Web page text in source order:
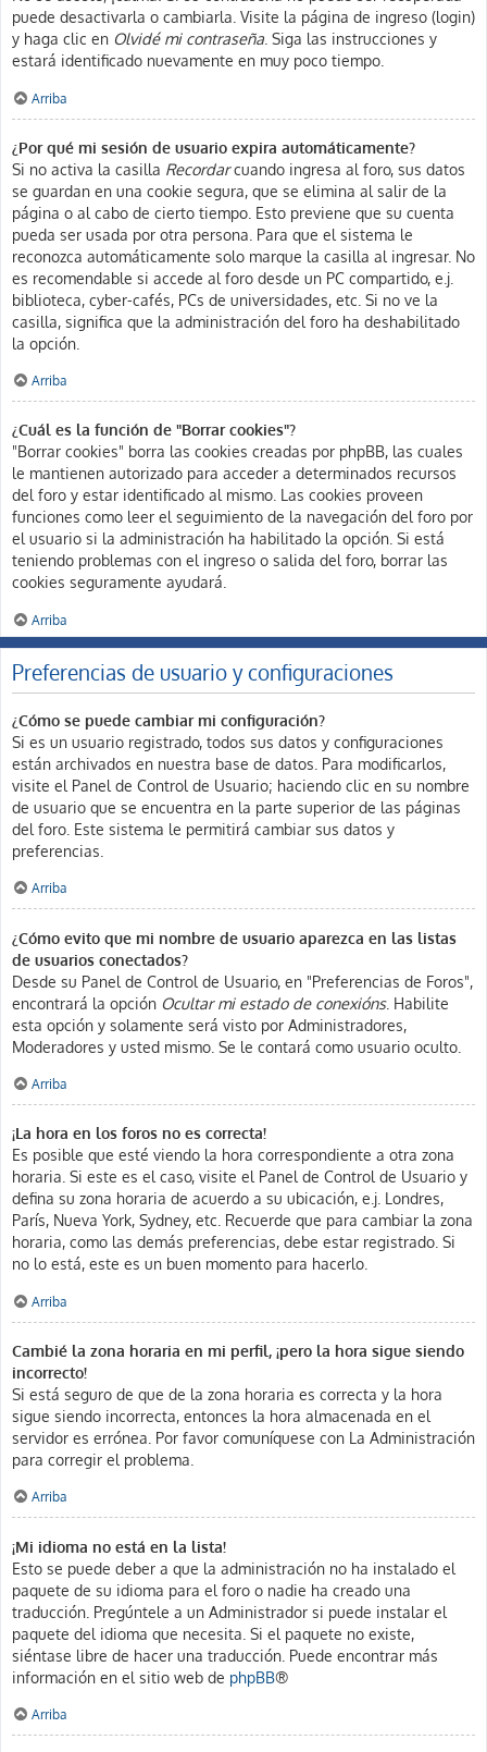
puede desactivarla o cambiarla. Visite la página de ingreso (login)
y haga clic en Olvidé mi contraseña . Siga las instrucciones y
estará identificado nuevamente en muy poco tiempo.
Arriba
¿Por qué mi sesión de usuario expira automáticamente?
Si no activa la casilla Recordarcuando ingresa al foro, sus datos
se guardan en una cookie segura, que se elimina al salir de la
página o al cabo de cierto tiempo. Esto previene que su cuenta
pueda ser usada por otra persona. Para que el sistema le
reconozca automáticamente solo marque la casilla al ingresar. No
es recomendable si accede al foro desde un PC compartido, e.j.
biblioteca, cyber-cafés, PCs de universidades, etc. Si no ve la
casilla, significa que la administración del foro ha deshabilitado
la opción.
Arriba
¿Cuál es la función de "Borrar cookies"?
"Borrar cookies" borra las cookies creadas por phpBB, las cuales
le mantienen autorizado para acceder a determinados recursos
del foro y estar identificado al mismo. Las cookies proveen
funciones como leer el seguimiento de la navegación del foro por
el usuario si la administración ha habilitado la opción. Si está
teniendo problemas con el ingreso o salida del foro, borrar las
cookies seguramente ayudará.
Arriba
Preferencias de usuario y configuraciones
¿Cómo se puede cambiar mi configuración?
Si es un usuario registrado, todos sus datos y configuraciones
están archivados en nuestra base de datos. Para modificarlos,
visite el Panel de Control de Usuario; haciendo clic en su nombre
de usuario que se encuentra en la parte superior de las páginas
del foro. Este sistema le permitirá cambiar sus datos y
preferencias.
Arriba
¿Cómo evito que mi nombre de usuario aparezca en las listas
de usuarios conectados?
Desde su Panel de Control de Usuario, en "Preferencias de Foros",
encontrará la opción Ocultar mi estado de conexións. Habilite
esta opción y solamente será visto por Administradores,
Moderadores y usted mismo. Se le contará como usuario oculto.
Arriba
¡La hora en los foros no es correcta!
Es posible que esté viendo la hora correspondiente a otra zona
horaria. Si este es el caso, visite el Panel de Control de Usuario y
defina su zona horaria de acuerdo a su ubicación, e.j. Londres,
París, Nueva York, Sydney, etc. Recuerde que para cambiar la zona
horaria, como las demás preferencias, debe estar registrado. Si
no lo está, este es un buen momento para hacerlo.
Arriba
Cambié la zona horaria en mi perfil, ¡pero la hora sigue siendo
incorrecto!
Si está seguro de que de la zona horaria es correcta y la hora
sigue siendo incorrecta, entonces la hora almacenada en el
servidor es errónea. Por favor comuníquese con La Administración
para corregir el problema.
Arriba
¡Mi idioma no está en la lista!
Esto se puede deber a que la administración no ha instalado el
paquete de su idioma para el foro o nadie ha creado una
traducción. Pregúntele a un Administrador si puede instalar el
paquete del idioma que necesita. Si el paquete no existe,
siéntase libre de hacer una traducción. Puede encontrar más
información en el sitio web de phpBB®
Arriba